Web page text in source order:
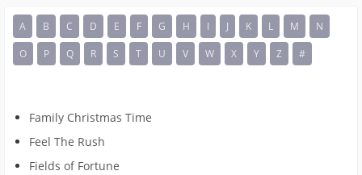
A B C D E F G H I J K L M
N
O
P Q R S T U V W X Y Z #
Family Christmas Time
Feel The Rush
Fields of Fortune